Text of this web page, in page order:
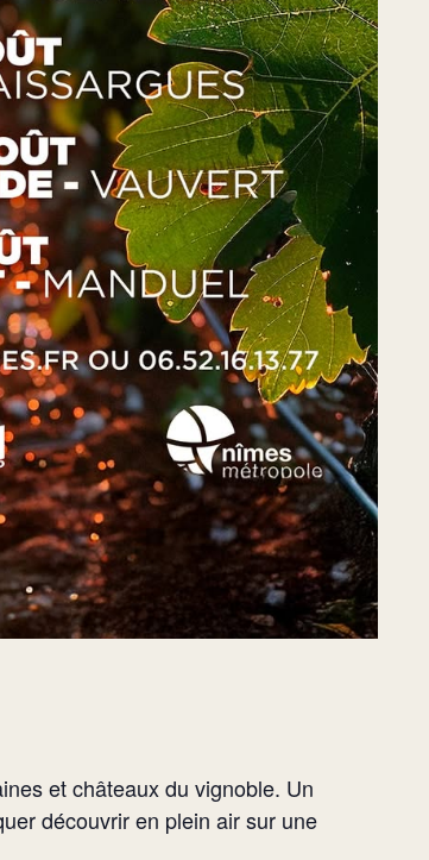
et châteaux du vignoble. Un
découvrir en plein air sur une